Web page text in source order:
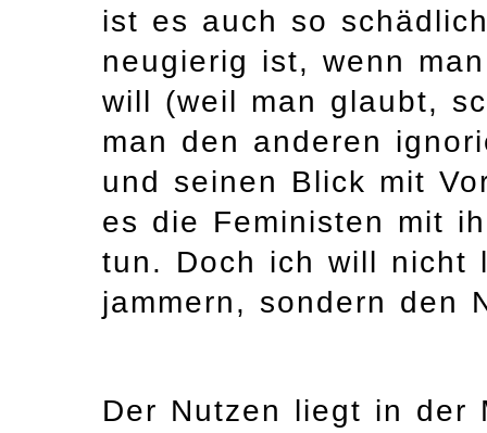
ist es auch so
neugierig ist, wenn
will (weil man glaubt,
man den anderen
und seinen Blick mit
es die Feministen mit
tun. Doch ich will nicht
jammern, sondern den
Der Nutzen liegt in der